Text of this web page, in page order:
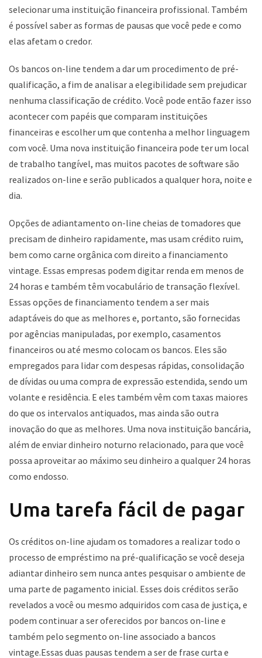
selecionar uma instituição financeira profissional. Também
é possível saber as formas de pausas que você pede e como
elas afetam o credor.
Os bancos on-line tendem a dar um procedimento de pré-
qualificação, a fim de analisar a elegibilidade sem prejudicar
nenhuma classificação de crédito. Você pode então fazer isso
acontecer com papéis que comparam instituições
financeiras e escolher um que contenha a melhor linguagem
com você. Uma nova instituição financeira pode ter um local
de trabalho tangível, mas muitos pacotes de software são
realizados on-line e serão publicados a qualquer hora, noite e
dia.
Opções de adiantamento on-line cheias de tomadores que
precisam de dinheiro rapidamente, mas usam crédito ruim,
bem como carne orgânica com direito a financiamento
vintage. Essas empresas podem digitar renda em menos de
24 horas e também têm vocabulário de transação flexível.
Essas opções de financiamento tendem a ser mais
adaptáveis ​​do que as melhores e, portanto, são fornecidas
por agências manipuladas, por exemplo, casamentos
financeiros ou até mesmo colocam os bancos. Eles são
empregados para lidar com despesas rápidas, consolidação
de dívidas ou uma compra de expressão estendida, sendo um
volante e residência. E eles também vêm com taxas maiores
do que os intervalos antiquados, mas ainda são outra
inovação do que as melhores. Uma nova instituição bancária,
além de enviar dinheiro noturno relacionado, para que você
possa aproveitar ao máximo seu dinheiro a qualquer 24 horas
como endosso.
Uma tarefa fácil de pagar
Os créditos on-line ajudam os tomadores a realizar todo o
processo de empréstimo na pré-qualificação se você deseja
adiantar dinheiro sem nunca antes pesquisar o ambiente de
uma parte de pagamento inicial. Esses dois créditos serão
revelados a você ou mesmo adquiridos com casa de justiça, e
podem continuar a ser oferecidos por bancos on-line e
também pelo segmento on-line associado a bancos
vintage.Essas duas pausas tendem a ser de frase curta e